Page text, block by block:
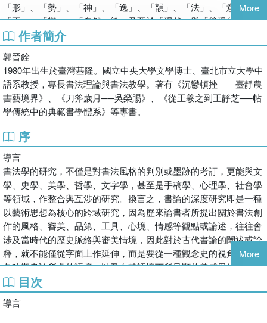
「形」、「勢」、「神」、「逸」、「韻」、「法」、「意」、
「正」、「變」、「自然」等，乃至於「現代」與「後現代」……
這些觀念在書法史論述上各有脈絡卻又在形神論述中互有關聯。
不同歷史情境中的概念，始終圍繞著書法如何在形式與精神、規範
與創發之間取得平衡。書法美學如何在歷史流變中不斷被重申、修
正與開展，並在當代語境下持續生成新的意義，都將透過重新詮釋
成的美學觀點，成為縈繞不去的墨香。
※論及崔瑗、蕭衍、李嗣真、張懷瓘、竇臮、竇蒙、黃庭堅、姜
夔、傅山、馮班、宋曹以及幾位當代書家。
※為書學觀念帶來不同的美學詮釋！
More
作者簡介
郭晉銓
1980年出生於臺灣基隆。國立中央大學文學博士、臺北市立大學中
語系教授，專長書法理論與書法教學。著有《沉鬱頓挫――臺靜農
書藝境界》、《刀斧歲月──吳榮賜》、《從王羲之到王靜芝──帖
學傳統中的典範書學體系》等專書。
序
導言
書法學的研究，不僅是對書法風格的判別或墨跡的考訂，更能與文
學、史學、美學、哲學、文字學，甚至是手稿學、心理學、社會學
等領域，作整合與互涉的研究。換言之，書論的深度研究即是一種
以藝術思想為核心的跨域研究，因為歷來論書者所提出關於書法創
作的風格、審美、品第、工具、心境、情感等觀點或論述，往往會
涉及當時代的歷史脈絡與審美情境，因此對於古代書論的闡述或詮
釋，就不能僅從字面上作延伸，而是要從一種觀念史的視角去探究
各時期書論所處的語境，以及在其語境下所呈顯的美感思維。目前
學界對於書論的探討，最常見的就是各類書論史，例如：王鎮遠
《中國書法理論史》、陳振濂編《中國書法批評史》、陳方既《中
國書法美學思想史》、金學智《中國書法美學》、王世徵《歷代書
More
目次
導言